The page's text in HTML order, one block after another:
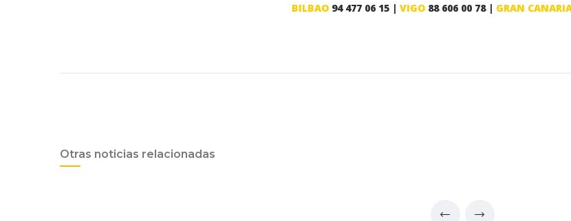
BILBAO 94 477 06 15 | VIGO 88 606 00 78 | GRAN
Otras noticias relacionadas